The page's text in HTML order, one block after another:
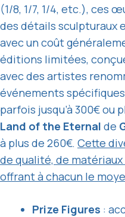
(1/8, 1/7, 1/4, etc.), ces
des détails sculpturaux
avec un coût
éditions limitées,
avec des artistes
événements
parfois jusqu’à 300€ ou
Land of the Eternal de
à plus de 260€. Cette
de qualité, de
offrant à chacun le
Prize Figures :